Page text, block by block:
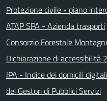
Protezione civile - piano
ATAP SPA - Azienda trasporti
Consorzio Forestale
Dichiarazione di accessibilità
IPA - Indice dei domicili
dei Gestori di Pubblici Servizi